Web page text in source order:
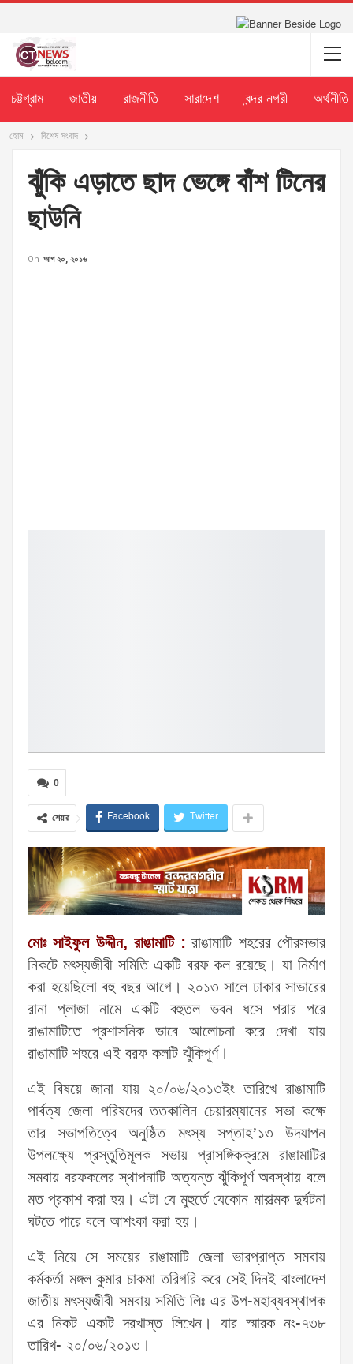
চট্টগ্রাম জাতীয় রাজনীতি সারাদেশ বন্দর নগরী অর্থনীতি
হোম বিশেষ সংবাদ
ঝুঁকি এড়াতে ছাদ ভেঙ্গে বাঁশ টিনের
ছাউনি
On আগ ২০, ২০১৬
0
শেয়ার Facebook Twitter
মোঃ সাইফুল উদ্দীন, রাঙামাটি : রাঙামাটি শহরের পৌরসভার
নিকটে মৎস্যজীবী সমিতি একটি বরফ কল রয়েছে। যা নির্মাণ
করা হয়েছিলো বহু বছর আগে। ২০১৩ সালে ঢাকার সাভারের
রানা প্লাজা নামে একটি বহুতল ভবন ধসে পরার পরে
রাঙামাটিতে প্রশাসনিক ভাবে আলোচনা করে দেখা যায়
রাঙামাটি শহরে এই বরফ কলটি ঝুঁকিপূর্ণ।
এই বিষয়ে জানা যায় ২০/০৬/২০১৩ইং তারিখে রাঙামাটি
পার্বত্য জেলা পরিষদের ততকালিন চেয়ারম্যানের সভা কক্ষে
তার সভাপতিত্বে অনুষ্ঠিত মৎস্য সপ্তাহ’১৩ উদযাপন
উপলক্ষ্যে প্রস্তুতিমূলক সভায় প্রাসঙ্গিকক্রমে রাঙামাটির
সমবায় বরফকলের স্থাপনাটি অত্যন্ত ঝুঁকিপূর্ণ অবস্থায় বলে
মত প্রকাশ করা হয়। এটা যে মুহুর্তে যেকোন মারাত্মক দুর্ঘটনা
ঘটতে পারে বলে আশংকা করা হয়।
এই নিয়ে সে সময়ের রাঙামাটি জেলা ভারপ্রাপ্ত সমবায়
কর্মকর্তা মঙ্গল কুমার চাকমা তরিগরি করে সেই দিনই বাংলাদেশ
জাতীয় মৎস্যজীবী সমবায় সমিতি লিঃ এর উপ-মহাব্যবস্থাপক
এর নিকট একটি দরখাস্ত লিখেন। যার স্মারক নং-৭৩৮
তারিখ- ২০/০৬/২০১৩।